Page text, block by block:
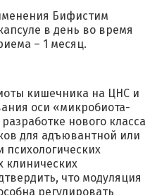
Бифистим
в день во время
– 1 месяц.
кишечника на ЦНС и
оси «микробиота-
нового класса
для адъювантной или
клинических
что модуляция
регулировать